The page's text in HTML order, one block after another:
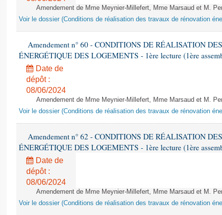
Amendement de Mme Meynier-Millefert, Mme Marsaud et M.
Voir le dossier (Conditions de réalisation des travaux de rénovation
Amendement n° 60 - CONDITIONS DE RÉALISATION
ÉNERGÉTIQUE DES LOGEMENTS - 1ère lecture (1ère
Date de
dépôt :
08/06/2024
Amendement de Mme Meynier-Millefert, Mme Marsaud et M.
Voir le dossier (Conditions de réalisation des travaux de rénovation
Amendement n° 62 - CONDITIONS DE RÉALISATION
ÉNERGÉTIQUE DES LOGEMENTS - 1ère lecture (1ère
Date de
dépôt :
08/06/2024
Amendement de Mme Meynier-Millefert, Mme Marsaud et M.
Voir le dossier (Conditions de réalisation des travaux de rénovation